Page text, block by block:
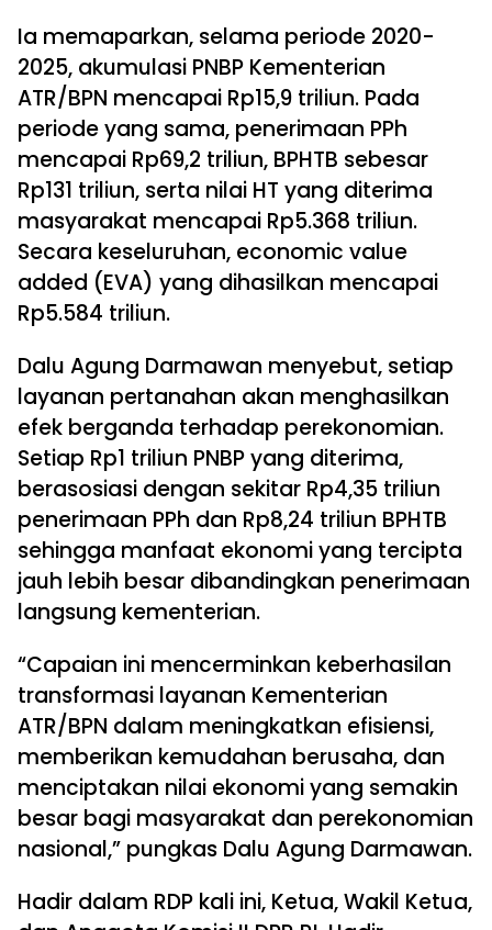
Ia memaparkan, selama periode 2020-
2025, akumulasi PNBP Kementerian
ATR/BPN mencapai Rp15,9 triliun. Pada
periode yang sama, penerimaan PPh
mencapai Rp69,2 triliun, BPHTB sebesar
Rp131 triliun, serta nilai HT yang diterima
masyarakat mencapai Rp5.368 triliun.
Secara keseluruhan, economic value
added (EVA) yang dihasilkan mencapai
Rp5.584 triliun.
Dalu Agung Darmawan menyebut, setiap
layanan pertanahan akan menghasilkan
efek berganda terhadap perekonomian.
Setiap Rp1 triliun PNBP yang diterima,
berasosiasi dengan sekitar Rp4,35 triliun
penerimaan PPh dan Rp8,24 triliun BPHTB
sehingga manfaat ekonomi yang tercipta
jauh lebih besar dibandingkan penerimaan
langsung kementerian.
“Capaian ini mencerminkan keberhasilan
transformasi layanan Kementerian
ATR/BPN dalam meningkatkan efisiensi,
memberikan kemudahan berusaha, dan
menciptakan nilai ekonomi yang semakin
besar bagi masyarakat dan perekonomian
nasional,” pungkas Dalu Agung Darmawan.
Hadir dalam RDP kali ini, Ketua, Wakil Ketua,